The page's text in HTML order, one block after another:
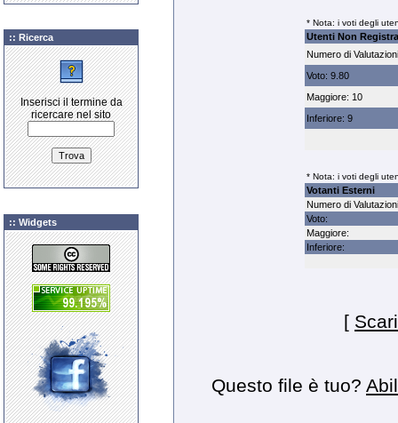
:: Ricerca
Inserisci il termine da
ricercare nel sito
:: Widgets
* Nota: i voti degli
Utenti Non
Numero di
Voto: 9.80
Maggiore: 10
Inferiore: 9
* Nota: i voti degli
Votanti Esterni
Numero di
Voto:
Maggiore:
Inferiore:
[
Questo file è tuo?